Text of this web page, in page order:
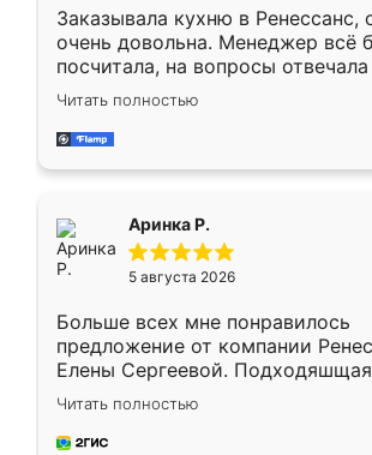
Заказывала кухню в Ренессанс,
очень довольна. Менеджер всё
посчитала, на вопросы отвечала
Замерщик приехал в субботу,
делу со всей
за день, ребята работали
Читать полностью
Аринка Р.
5 августа 2026
Больше всех мне понравилось
предложение от компании
Елены Сергеевой.
короткие сроки изготовления.
для замера сотрудник Владислав
предложил по моему эскизу
Читать полностью